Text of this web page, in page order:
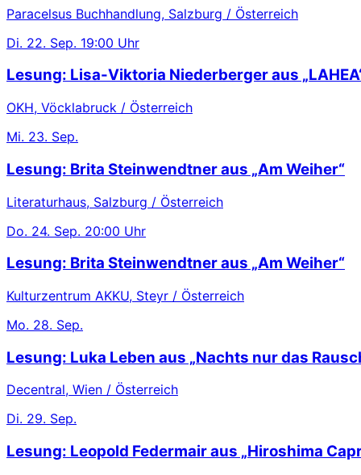
Paracelsus Buchhandlung, Salzburg / Österreich
Di. 22. Sep. 19:00 Uhr
Lesung: Lisa-Viktoria Niederberger aus
OKH, Vöcklabruck / Österreich
Mi. 23. Sep.
Lesung: Brita Steinwendtner aus „Am Weiher“
Literaturhaus, Salzburg / Österreich
Do. 24. Sep. 20:00 Uhr
Lesung: Brita Steinwendtner aus „Am Weiher“
Kulturzentrum AKKU, Steyr / Österreich
Mo. 28. Sep.
Lesung: Luka Leben aus „Nachts nur das
Decentral, Wien / Österreich
Di. 29. Sep.
Lesung: Leopold Federmair aus „Hiroshima